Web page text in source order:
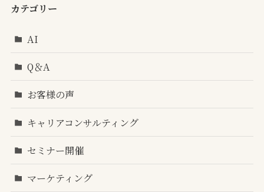
カテゴリー
AI
Q＆A
お客様の声
キャリアコンサルティング
セミナー開催
マーケティング